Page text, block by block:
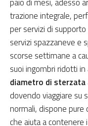
trazione integrale,
per servizi di
servizi spazzaneve e
scorse settimane a
suoi ingombri ridotti
diametro di sterzata
dovendo viaggiare su
normali, dispone pure
che aiuta a contenere